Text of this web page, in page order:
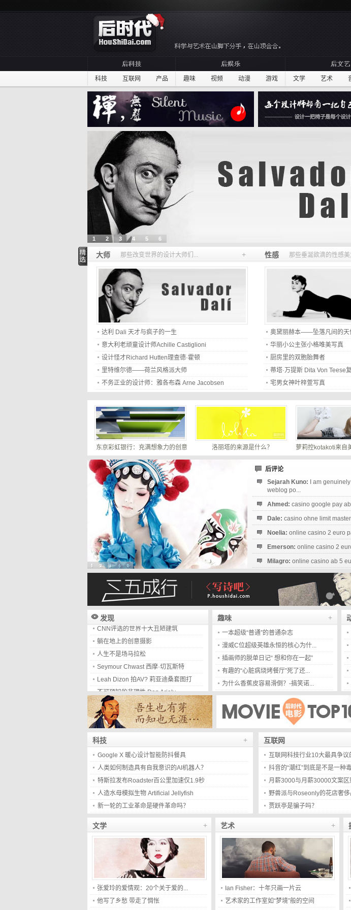
科技 互联网 产品 趣味 视频 动漫 游戏 文学 艺术
1 2 3 4 5 6
大师 那些改变世界的设计大师们... + 性感 那些垂涎欲滴的性感美
达利 Dali 天才与疯子的一生
意大利老顽童设计师Achille Castiglioni
设计怪才Richard Hutten理查德·霍顿
里特维尔德——荷兰风格派大师
不务正业的设计师：雅各布森 Arne Jacobsen
奥黛丽赫本——坠落凡间的天
华丽小公主张小格唯美写真
厨房里的双胞胎舞者
蒂塔·万提斯 Dita Von Teese
宅男女神叶梓萱写真
东京彩虹银行：充满想象力的创意
建筑
洛丽塔的来源是什么？ 萝莉控kotakoti来自
后评论
Sejarah Kuno:
I am
weblog po...
Ahmed: casino google pay
Dale: casino ohne limit
Noelia: online casino 2 euro
Emerson: online casino 2
Milagro: online casino ab 5
startguthaben...
发现 趣味 +
伍迪艾伦记录片
Otl Aicher 奥托·艾舍
树木视错觉摄影
冷冻双侠冰冻小人在线小游戏
性感showgirl王蕙心
产品世界观：你不知道的张小龙
一碗阳春面-栗良平
用户体验的要素与分类
CNN评选的世界十大丑陋建筑
躺在地上的创意摄影
人生不是场马拉松
Seymour Chwast 西摩·切瓦斯特
Leah Dizon 拍AV? 莉亚迪桑套图打
不可预知的非理性 Dan Ariely
邵路雅高清写真套图
一本超级“普通”的普通杂志
漫威C位超级英雄永恒的核心为什...
插画师的脱单日记“ 想和你在一起”
有趣的“心脏病烧烤餐厅”死了还...
为什么香蕉皮容易滑倒？-搞笑诺...
科技 + 互联网
Google X 暖心设计智能防抖餐具
人类如何制造具有自我意识的AI机器人？
特斯拉发布Roadster百公里加速仅1.9秒
人造水母模拟生物 Artificial Jellyfish
新一轮的工业革命是硬件革命吗？
互联网科技行业10大最具争议
抖音的“潮红”到底是不是一种
月薪3000与月薪30000文案区
野兽派与Roseonly的花店奢侈
贾跃亭是骗子吗？
文学 + 艺术 +
张爱玲的爱情观：20个关于爱的...
他写了乡愁 带走了惆怅
Ian Fisher：十年只画一片云
艺术家的工作室如“梦境”般的空间